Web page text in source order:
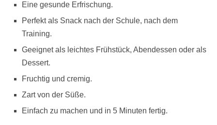
Eine gesunde Erfrischung.
Perfekt als Snack nach der Schule, nach dem
Training.
Geeignet als leichtes Frühstück, Abendessen oder als
Dessert.
Fruchtig und cremig.
Zart von der Süße.
Einfach zu machen und in 5 Minuten fertig.